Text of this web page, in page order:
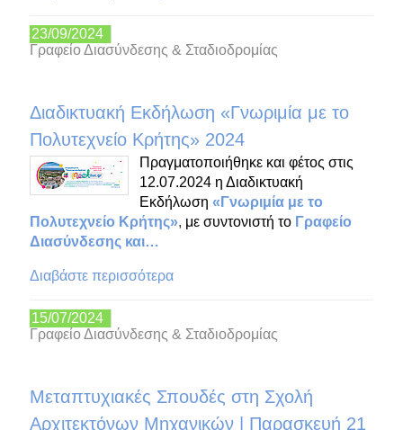
23/09/2024
Γραφείο Διασύνδεσης & Σταδιοδρομίας
Διαδικτυακή Εκδήλωση «Γνωριμία με το
Πολυτεχνείο Κρήτης» 2024
Πραγματοποιήθηκε και φέτος στις
12.07.2024 η Διαδικτυακή
Εκδήλωση «Γνωριμία με το
Πολυτεχνείο Κρήτης», με συντονιστή το Γραφείο
Διασύνδεσης και…
Διαβάστε περισσότερα
15/07/2024
Γραφείο Διασύνδεσης & Σταδιοδρομίας
Μεταπτυχιακές Σπουδές στη Σχολή
Αρχιτεκτόνων Μηχανικών | Παρασκευή 21